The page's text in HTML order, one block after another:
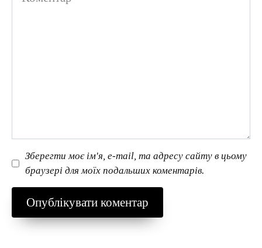
Зберегти моє ім'я, e-mail, та адресу сайту в цьому
браузері для моїх подальших коментарів.